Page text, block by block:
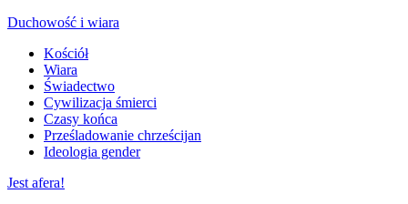
Duchowość i wiara
Kościół
Wiara
Świadectwo
Cywilizacja śmierci
Czasy końca
Prześladowanie chrześcijan
Ideologia gender
Jest afera!